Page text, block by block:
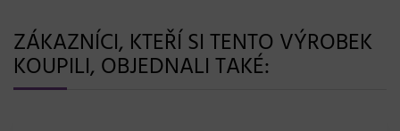
ZÁKAZNÍCI, KTEŘÍ SI TENTO VÝROBEK
KOUPILI, OBJEDNALI TAKÉ: